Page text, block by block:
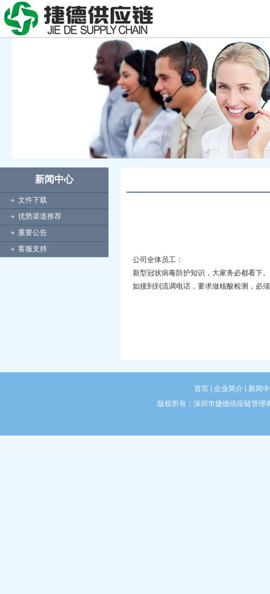
新闻中心
＋ 文件下载
＋ 优势渠道推荐
＋ 重要公告
＋ 客服支持
公司全体员工：
新型冠状病毒防护知识，大家务必都看下。
如接到到流调电话，要求做核酸检测，必
首页 | 企业简介 | 新闻
版权所有：深圳市捷德供应链管